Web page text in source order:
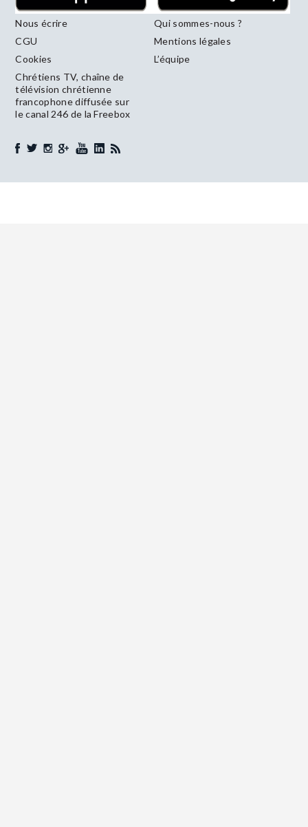
Nous écrire
Qui sommes-nous ?
CGU
Mentions légales
Cookies
L’équipe
Chrétiens TV, chaîne de
télévision chrétienne
francophone diffusée sur
le canal 246 de la Freebox